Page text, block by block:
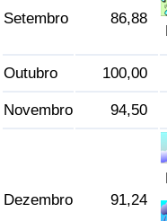
Setembro 86,88
Outubro 100,00
Novembro 94,50
Dezembro 91,24